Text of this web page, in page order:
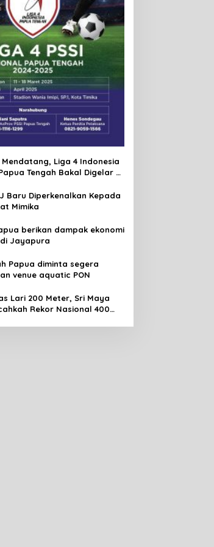
Mendatang, Liga 4 Indonesia
Tengah Bakal Digelar di
Baru Diperkenalkan Kepada
Mimika
berikan dampak ekonomi
di Jayapura
Papua diminta segera
venue aquatic PON
Lari 200 Meter, Sri Maya
Rekor Nasional 400